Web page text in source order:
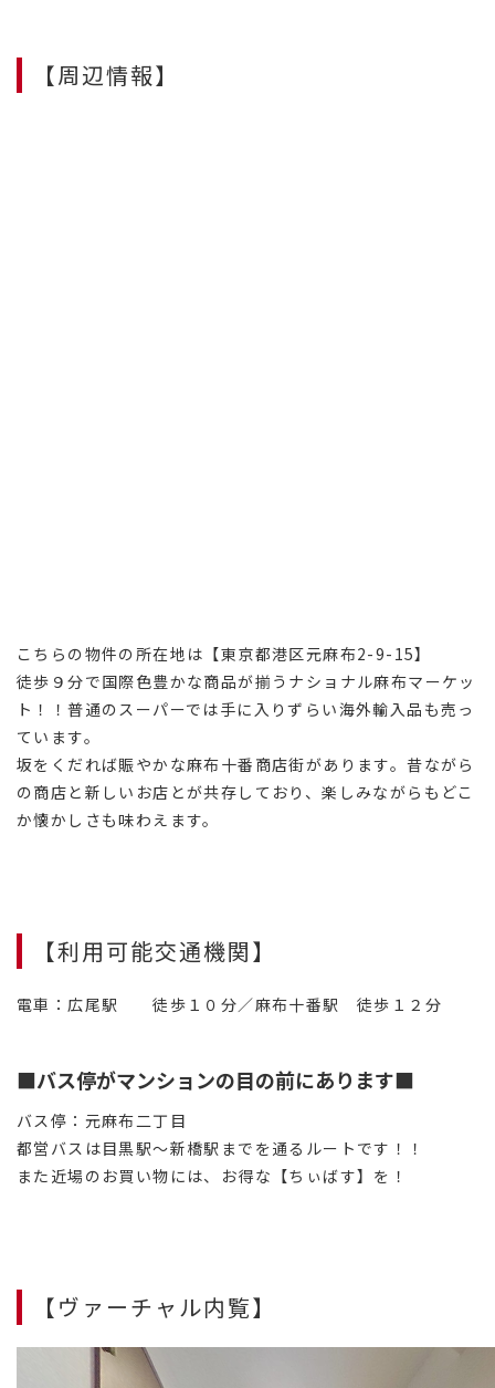
【周辺情報】
こちらの物件の所在地は【東京都港区元麻布2-9-15】
徒歩９分で国際色豊かな商品が揃うナショナル麻布マーケッ
ト！！普通のスーパーでは手に入りずらい海外輸入品も売っ
ています。
坂をくだれば賑やかな麻布十番商店街があります。昔ながら
の商店と新しいお店とが共存しており、楽しみながらもどこ
か懐かしさも味わえます。
【利用可能交通機関】
電車：広尾駅 徒歩１０分／麻布十番駅 徒歩１２分
■バス停がマンションの目の前にあります■
バス停：元麻布二丁目
都営バスは目黒駅～新橋駅までを通るルートです！！
また近場のお買い物には、お得な【ちぃばす】を！
【ヴァーチャル内覧】